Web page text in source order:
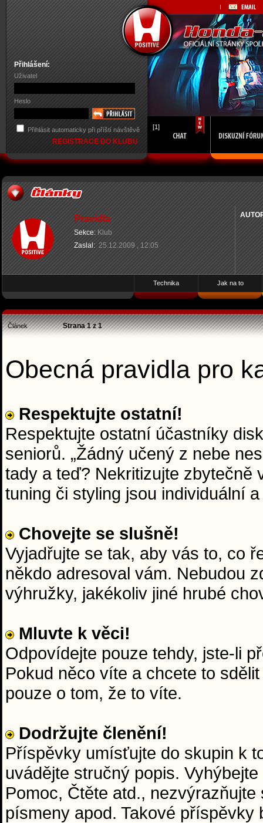
Přihlášení:
Uživatel
Heslo
Přihlásit automaticky při příští návštěvě
REGISTRACE DO KLUBU
[1]
Pravidla
Sekce: Klub
Zaslal: 25.12.2009 , 12:05
Technika Jak na to
Článek Strana1z1
Obecná pravidla pro
Respektujte ostatní!
Respektujte ostatní účastníky
seniorů. „Žádný učený z nebe
tady a teď? Nekritizujte zbytečně
tuning či styling jsou individuální
Chovejte se slušně!
Vyjadřujte se tak, aby vás to, co
někdo adresoval vám. Nebudou
výhružky, jakékoliv jiné hrubé
Mluvte k věci!
Odpovídejte pouze tehdy, jste-li
Pokud něco víte a chcete to
pouze o tom, že to víte.
Dodržujte členění!
Příspěvky umísťujte do skupin k
uvádějte stručný popis.
Pomoc, Čtěte atd.,
písmeny apod. Takové příspěvky